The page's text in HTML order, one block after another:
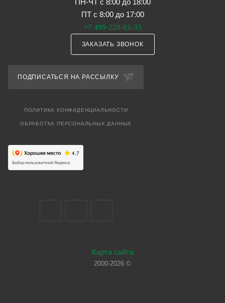
ПН-ЧТ с 8:00 до 18:00
ПТ с 8:00 до 17:00
+7 499-220-01-33
ЗАКАЗАТЬ ЗВОНОК
ПОДПИСАТЬСЯ НА РАССЫЛКУ
ПОЛИТИКА КОНФИДЕНЦИАЛЬНОСТИ
ОБРАБОТКА ПЕРСОНАЛЬНЫХ ДАННЫХ
Карта сайта
2000-2026 ©